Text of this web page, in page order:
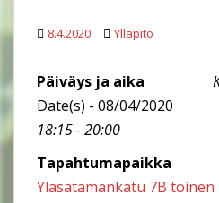
8.4.2020 Ylläpito
Päiväys ja aika
Date(s) - 08/04/2020
18:15 - 20:00
Tapahtumapaikka
Yläsatamankatu 7B